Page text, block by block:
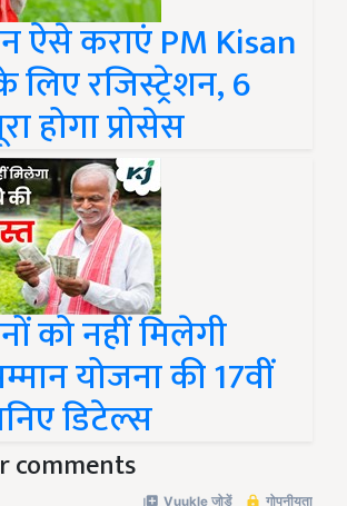
ऐसे कराएं PM Kisan
लिए रजिस्ट्रेशन, 6
होगा प्रोसेस
को नहीं मिलेगी
योजना की 17वीं
डिटेल्स
comments